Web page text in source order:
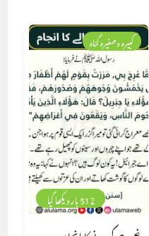
512 بار دیکھا گیا
کبیرہ وصغیرہ گناہ